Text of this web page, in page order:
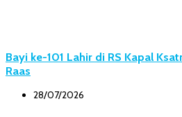
Bayi ke-101 Lahir di RS Kapal
Raas
28/07/2026